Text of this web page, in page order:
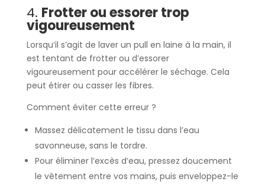
4. Frotter ou essorer trop
vigoureusement
Lorsqu’il s’agit de laver un pull en laine à la main, il
est tentant de frotter ou d’essorer
vigoureusement pour accélérer le séchage. Cela
peut étirer ou casser les fibres.
Comment éviter cette erreur ?
Massez délicatement le tissu dans l’eau
savonneuse, sans le tordre.
Pour éliminer l’excès d’eau, pressez doucement
le vêtement entre vos mains, puis enveloppez-le